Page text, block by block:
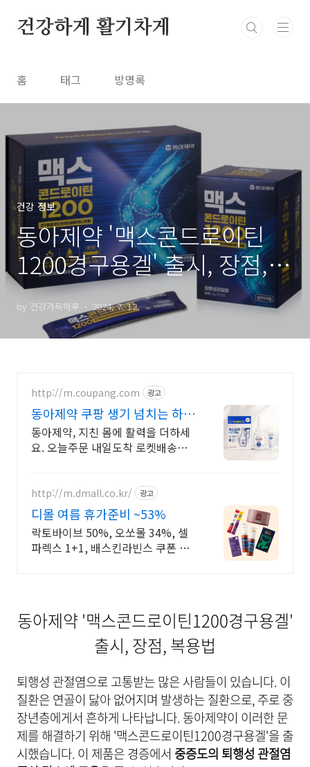
건강하게 활기차게
홈 태그 방명록
건강 정보
동아제약 '맥스콘드로이틴
1200경구용겔' 출시, 장점,
복용법
by 건강가득하루 2024. 7. 12.
http://m.coupang.com 광고
동아제약 쿠팡 생기 넘치는 하루
활력을
동아제약, 지친 몸에 활력을 더하세
요. 오늘주문 내일도착 로켓배송으
나보세요.
http://m.dmall.co.kr/ 광고
디몰 여름 휴가준비 ~53%
락토바이브 50%, 오쏘몰 34%, 셀
파렉스 1+1, 배스킨라빈스 쿠폰 추
동아제약 '맥스콘드로이틴1200경구용겔'
출시, 장점, 복용법
퇴행성 관절염으로 고통받는 많은 사람들이 있습니다. 이
질환은 연골이 닳아 없어지며 발생하는 질환으로, 주로 중
장년층에게서 흔하게 나타납니다. 동아제약이 이러한 문
제를 해결하기 위해 '맥스콘드로이틴1200경구용겔'을 출
시했습니다. 이 제품은 경증에서 중증도의 퇴행성 관절염